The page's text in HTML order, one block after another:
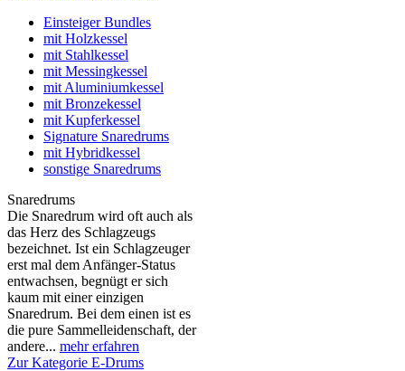
Einsteiger Bundles
mit Holzkessel
mit Stahlkessel
mit Messingkessel
mit Aluminiumkessel
mit Bronzekessel
mit Kupferkessel
Signature Snaredrums
mit Hybridkessel
sonstige Snaredrums
Snaredrums
Die Snaredrum wird oft auch als
das Herz des Schlagzeugs
bezeichnet. Ist ein Schlagzeuger
erst mal dem Anfänger-Status
entwachsen, begnügt er sich
kaum mit einer einzigen
Snaredrum. Bei dem einen ist es
die pure Sammelleidenschaft, der
andere... mehr erfahren
Zur Kategorie E-Drums